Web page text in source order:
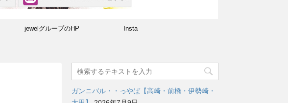
jewelグループのHP Insta
ガンニバル・・っやば【高崎・前橋・伊勢崎・